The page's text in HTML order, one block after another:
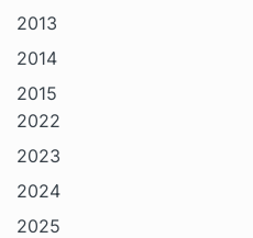
2013
2014
2015
2022
2023
2024
2025